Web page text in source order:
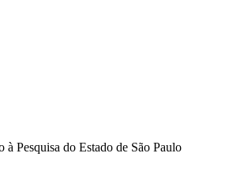
Pesquisa do Estado de São Paulo